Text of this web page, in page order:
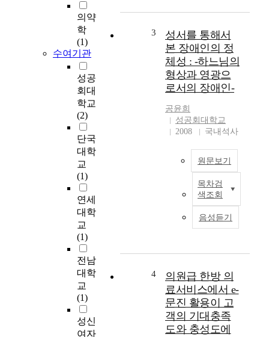
의약
학
(1)
수여기관
성공
회대
학교
(2)
단국
대학
교
(1)
연세
대학
교
(1)
전남
대학
교
(1)
성신
여자
capacitance의 최적값
의 값에 거의 영향을
받지 않으며 1.5nF의
값을 가지는 것을 알았
으며, 출력측 반사경의
반사율은 10%로 계산
거리가 45cm, 플라즈
마관의 내경이 1.6cm
이고, 최대 24kV로 방
기가 제작되었고, 관련
전기장치인 6kV,
600mA의 고전압전원
장치, 3-7kHz의 trigger
펄스발생장치, 2.2H 충
전인덕터를 포함한 펄
스형태의 충전 및 방전
류, 고반복율 switch로
로 등이 설계되고, 제
작되었다. 또한, 고전
압 펄스를 검출하기 위
하여, 1-5 MHz의 대역
에서 사용가능한
3
성서를 통해서
본 장애인의 정
체성 : -하느님의
형상과 영광으
로서의 장애인-
공윤희
성공회대학교
2008
국내석사
원문보기
목차검
색조회
음성듣기
4
의원급 한방 의
료서비스에서 e-
문진 활용이 고
객의 기대충족
도와 충성도에